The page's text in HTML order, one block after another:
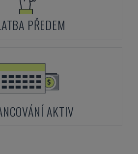
PŘEDEM
AKTIV